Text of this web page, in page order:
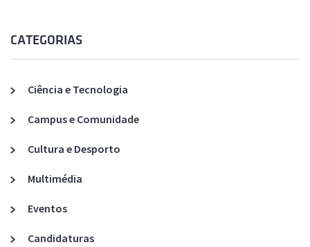
CATEGORIAS
Ciência e Tecnologia
Campus e Comunidade
Cultura e Desporto
Multimédia
Eventos
Candidaturas